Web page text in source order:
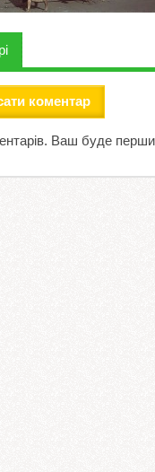
коментар
Ваш буде